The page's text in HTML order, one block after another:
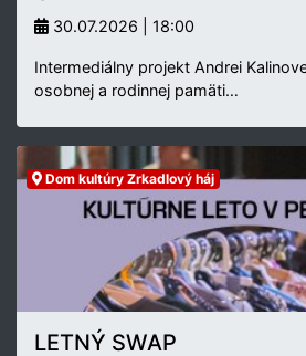
30.07.2026 | 18:00
Intermediálny projekt Andrei
osobnej a rodinnej pamäti…
Dom kultúry Zrkadlový háj
LETNÝ SWAP